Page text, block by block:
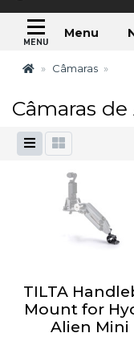
Menu
Câmaras
Câmaras de
TILTA
Mount for
Alien Mini